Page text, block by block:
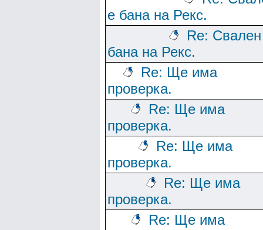
е бана на Рекс.
Re:
бана на Рекс.
Re: Ще има
проверка.
Re: Ще има
проверка.
Re: Ще има
проверка.
Re: Ще има
проверка.
Re: Ще има